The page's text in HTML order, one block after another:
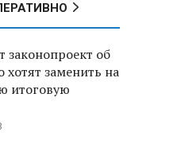
законопроект об
хотят заменить на
итоговую